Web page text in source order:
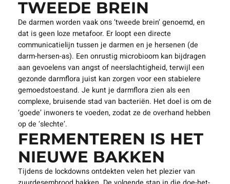
TWEEDE BREIN
De darmen worden vaak ons ’tweede brein’ genoemd, en
dat is geen loze metafoor. Er loopt een directe
communicatielijn tussen je darmen en je hersenen (de
darm-hersen-as). Een onrustig microbioom kan bijdragen
aan gevoelens van angst of neerslachtigheid, terwijl een
gezonde darmflora juist kan zorgen voor een stabielere
gemoedstoestand. Je kunt je darmflora zien als een
complexe, bruisende stad van bacteriën. Het doel is om de
‘goede’ inwoners te voeden, zodat ze de overhand hebben
op de ‘slechte’.
FERMENTEREN IS HET
NIEUWE BAKKEN
Tijdens de lockdowns ontdekten velen het plezier van